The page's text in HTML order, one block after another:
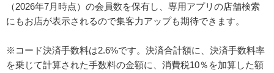
（2026年7月時点）の会員数を保有し、専用アプリの店舗検索
にもお店が表示されるので集客力アップも期待できます。
※コード決済手数料は2.6%です。決済合計額に、決済手数料率
を乗じて計算された手数料の金額に、消費税10％を加算した額